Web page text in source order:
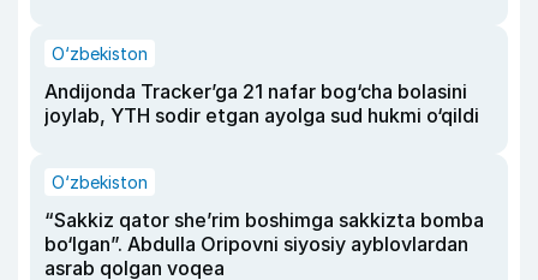
O‘zbekiston
Andijonda Tracker’ga 21 nafar bog‘cha bolasini
joylab, YTH sodir etgan ayolga sud hukmi o‘qildi
O‘zbekiston
“Sakkiz qator she’rim boshimga sakkizta bomba
bo‘lgan”. Abdulla Oripovni siyosiy ayblovlardan
asrab qolgan voqea